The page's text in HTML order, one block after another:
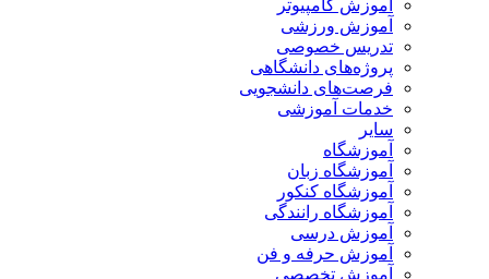
آموزش کامپیوتر
آموزش ورزشی
تدریس خصوصی
پروژه‌های دانشگاهی
فرصت‌های دانشجویی
خدمات آموزشی
سایر
آموزشگاه
آموزشگاه زبان
آموزشگاه کنکور
آموزشگاه رانندگی
آموزش درسی
آموزش حرفه و فن
آموزش تخصصی